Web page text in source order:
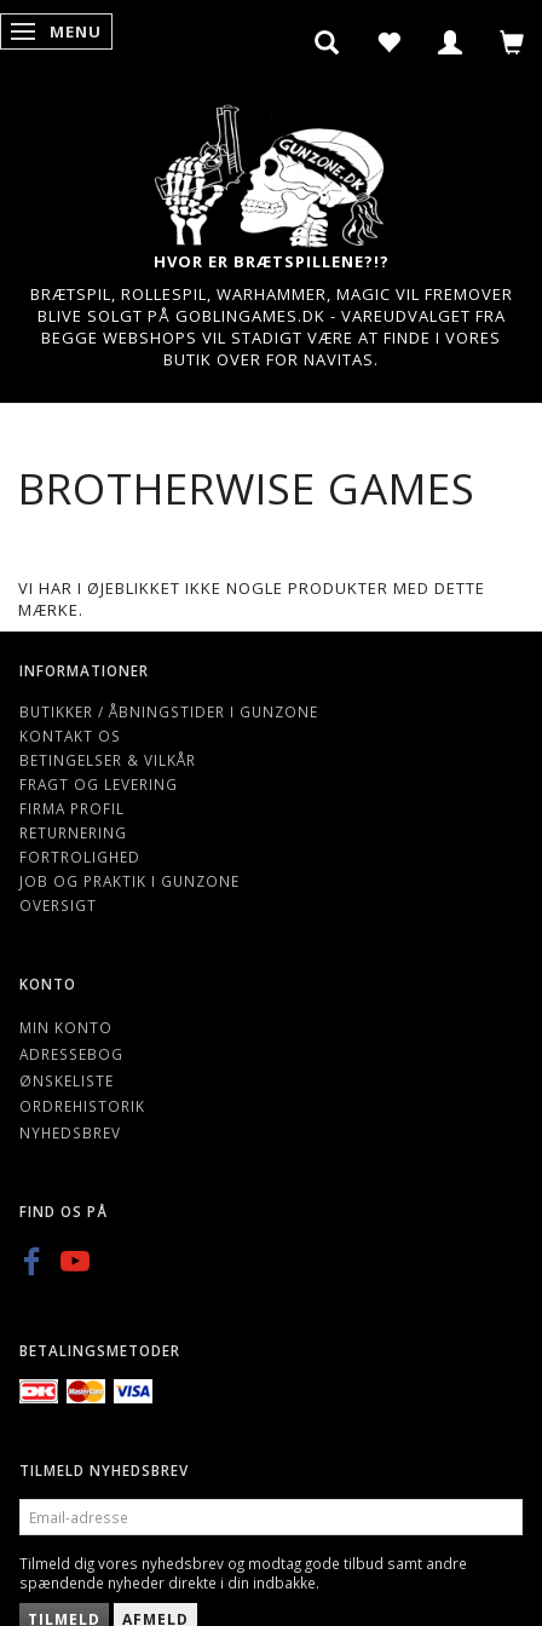
SKIFTE NAVIGATION
MENU
HVOR ER BRÆTSPILLENE?!?
BRÆTSPIL, ROLLESPIL, WARHAMMER, MAGIC VIL FREMOVER
BLIVE SOLGT PÅ GOBLINGAMES.DK - VAREUDVALGET FRA
BEGGE WEBSHOPS VIL STADIGT VÆRE AT FINDE I VORES
BUTIK OVER FOR NAVITAS.
BROTHERWISE GAMES
VI HAR I ØJEBLIKKET IKKE NOGLE PRODUKTER MED DETTE
MÆRKE.
INFORMATIONER
BUTIKKER / ÅBNINGSTIDER I GUNZONE
KONTAKT OS
BETINGELSER & VILKÅR
FRAGT OG LEVERING
FIRMA PROFIL
RETURNERING
FORTROLIGHED
JOB OG PRAKTIK I GUNZONE
OVERSIGT
KONTO
MIN KONTO
ADRESSEBOG
ØNSKELISTE
ORDREHISTORIK
NYHEDSBREV
FIND OS PÅ
BETALINGSMETODER
TILMELD NYHEDSBREV
EMAIL-
ADRESSE
Tilmeld dig vores nyhedsbrev og modtag gode tilbud samt andre
spændende nyheder direkte i din indbakke.
TILMELD AFMELD